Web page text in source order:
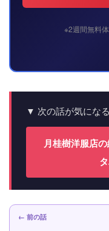
※2週間無料
▼ 次の話が気にな
月桂樹洋服店
← 前の話